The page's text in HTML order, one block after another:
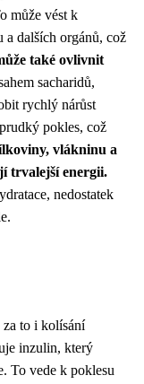
může vést k
a dalších orgánů, což
také ovlivnit
sacharidů,
rychlý nárůst
pokles, což
vlákninu a
trvalejší energii.
nedostatek
za to i kolísání
inzulin, který
To vede k poklesu